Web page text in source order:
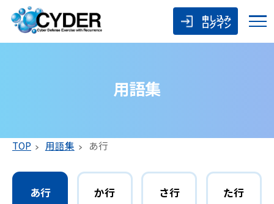
申し込み
ログイン
用語集
TOP 用語集 あ行
あ行 か行 さ行 た行